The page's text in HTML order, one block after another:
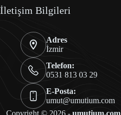
İletişim Bilgileri
Adres
İzmir
Telefon:
0531 813 03 29
E-Posta:
umut@umutium.com
Copyright © 2026 -umutium.com